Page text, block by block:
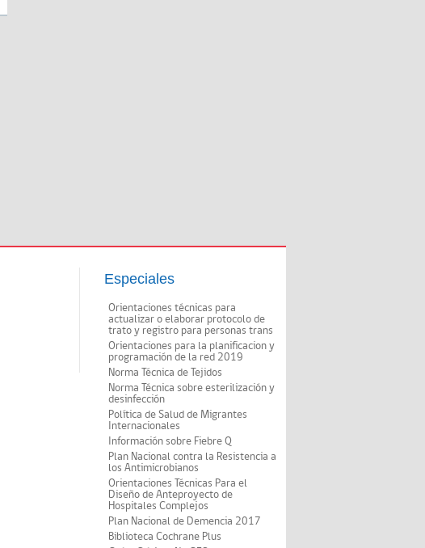
Especiales
Orientaciones técnicas para
actualizar o elaborar protocolo de
trato y registro para personas trans
Orientaciones para la planificacion y
programación de la red 2019
Norma Técnica de Tejidos
Norma Técnica sobre esterilización y
desinfección
Política de Salud de Migrantes
Internacionales
Información sobre Fiebre Q
Plan Nacional contra la Resistencia a
los Antimicrobianos
Orientaciones Técnicas Para el
Diseño de Anteproyecto de
Hospitales Complejos
Plan Nacional de Demencia 2017
Biblioteca Cochrane Plus